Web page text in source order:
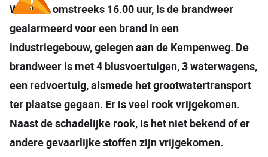
WEERT - omstreeks 16.00 uur, is de brandweer
gealarmeerd voor een brand in een
industriegebouw, gelegen aan de Kempenweg. De
brandweer is met 4 blusvoertuigen, 3 waterwagens,
een redvoertuig, alsmede het grootwatertransport
ter plaatse gegaan. Er is veel rook vrijgekomen.
Naast de schadelijke rook, is het niet bekend of er
andere gevaarlijke stoffen zijn vrijgekomen.